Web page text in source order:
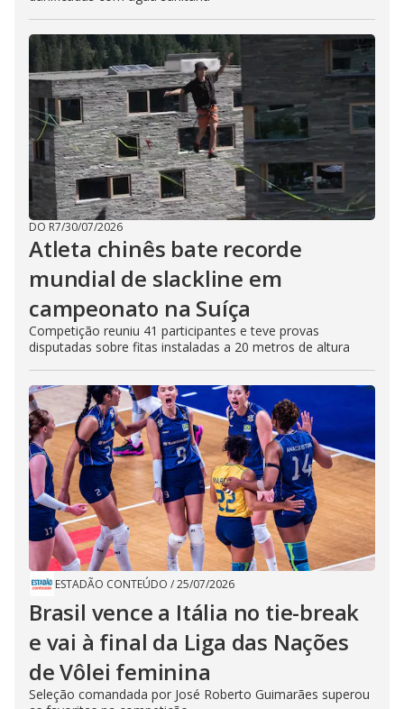
DO R7/30/07/2026
Atleta chinês bate recorde
mundial de slackline em
campeonato na Suíça
Competição reuniu 41 participantes e teve provas
disputadas sobre fitas instaladas a 20 metros de altura
ESTADÃO CONTEÚDO /25/07/2026
Brasil vence a Itália no tie-break
e vai à final da Liga das Nações
de Vôlei feminina
Seleção comandada por José Roberto Guimarães superou